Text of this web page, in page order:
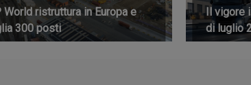
World ristruttura in Europa e
300 posti
Il vigore
di luglio